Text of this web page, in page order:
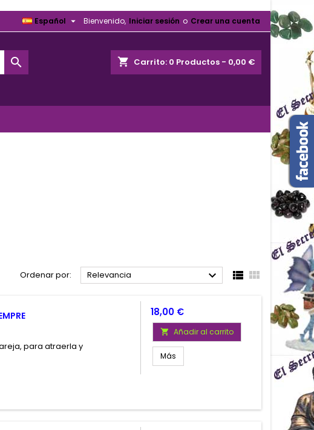
Bienvenido, Iniciar sesión o Crear una cuenta
Español 
shopping_cart Carrito: 0 Productos - 0,00 €

Ordenar por: Relevancia   
para atraerla y
Precio
18,00 €
 Añadir al carrito
Más